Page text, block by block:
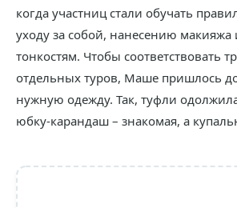
когда участниц стали обучать
уходу за собой, нанесению
тонкостям. Чтобы соответствовать
отдельных туров, Маше пришлось
нужную одежду. Так, туфли
юбку-карандаш – знакомая, а